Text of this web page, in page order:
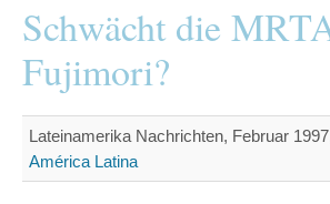
Schwächt die
Fujimori?
Lateinamerika Nachrichten, Februar
América Latina